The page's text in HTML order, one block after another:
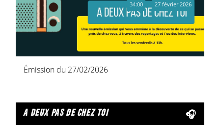
Émission du 27/02/2026
34:00 27 février 2026
a deux pas de chez toi